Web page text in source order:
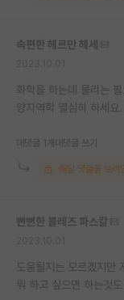
속편한 헤르만 헤세
화학을 하는데 물리는
양자역학 열심히 하세요
대댓글 1개 대댓글 쓰기
해당 댓글을 보려
뻔뻔한 블레즈 파스칼
도움될지는 모르겠지만
뭐 하고 싶으면 하는것